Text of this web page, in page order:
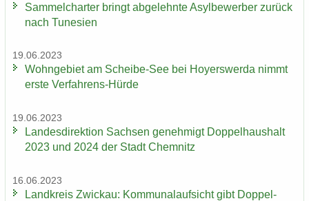
Sam­mel­char­ter bringt ab­ge­lehn­te Asyl­be­wer­ber zu­rück
nach Tu­ne­si­en
19.06.2023
Wohn­ge­biet am Scheibe-​See bei Ho­yers­wer­da nimmt
erste Verfahrens-​Hürde
19.06.2023
Lan­des­di­rek­ti­on Sach­sen ge­neh­migt Dop­pel­haus­halt
2023 und 2024 der Stadt Chem­nitz
16.06.2023
Land­kreis Zwi­ckau: Kom­mu­nal­auf­sicht gibt Dop­pel­